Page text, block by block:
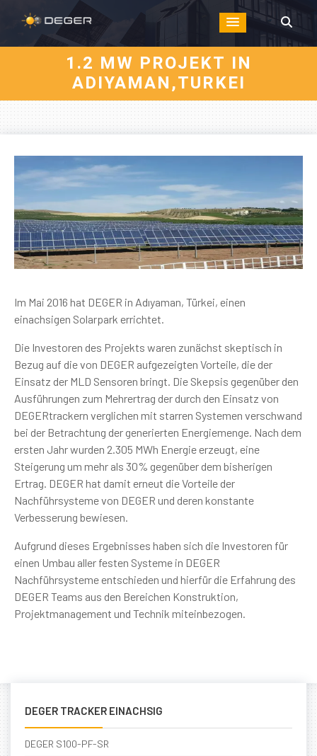
1.2 MW PROJEKT IN
ADIYAMAN,TURKEI
Im Mai 2016 hat DEGER in Adıyaman, Türkei, einen
einachsigen Solarpark errichtet.
Die Investoren des Projekts waren zunächst skeptisch in
Bezug auf die von DEGER aufgezeigten Vorteile, die der
Einsatz der MLD Sensoren bringt. Die Skepsis gegenüber den
Ausführungen zum Mehrertrag der durch den Einsatz von
DEGERtrackern verglichen mit starren Systemen verschwand
bei der Betrachtung der generierten Energiemenge. Nach dem
ersten Jahr wurden 2.305 MWh Energie erzeugt, eine
Steigerung um mehr als 30% gegenüber dem bisherigen
Ertrag. DEGER hat damit erneut die Vorteile der
Nachführsysteme von DEGER und deren konstante
Verbesserung bewiesen.
Aufgrund dieses Ergebnisses haben sich die Investoren für
einen Umbau aller festen Systeme in DEGER
Nachführsysteme entschieden und hierfür die Erfahrung des
DEGER Teams aus den Bereichen Konstruktion,
Projektmanagement und Technik miteinbezogen.
DEGER TRACKER EINACHSIG
DEGER S100-PF-SR